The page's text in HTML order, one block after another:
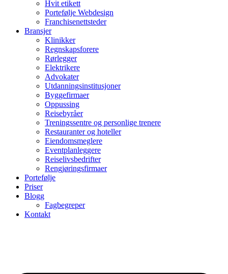
Hvit etikett
Portefølje Webdesign
Franchisenettsteder
Bransjer
Klinikker
Regnskapsforere
Rørlegger
Elektrikere
Advokater
Utdanningsinstitusjoner
Byggefirmaer
Oppussing
Reisebyråer
Treningssentre og personlige trenere
Restauranter og hoteller
Eiendomsmeglere
Eventplanleggere
Reiselivsbedrifter
Rengjøringsfirmaer
Portefølje
Priser
Blogg
Fagbegreper
Kontakt